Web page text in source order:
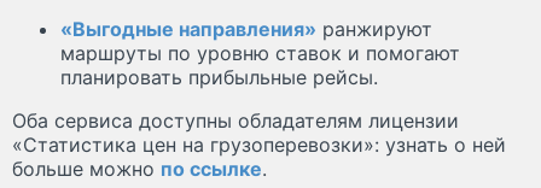
«Выгодные направления» ранжируют
маршруты по уровню ставок и помогают
планировать прибыльные рейсы.
Оба сервиса доступны обладателям лицензии
«Статистика цен на грузоперевозки»: узнать о ней
больше можно по ссылке.